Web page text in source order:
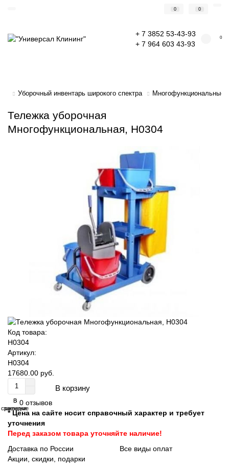
0 0
+ 7 3852 53-43-93
+ 7 964 603 43-93
0
Уборочный инвентарь широкого спектра Многофункциональные
Тележка уборочная
Многофункциональная, Н0304
Код товара:
Н0304
Артикул:
Н0304
17680.00 руб.
В корзину
В
закладки
В
сравнение
0 отзывов
* Цена на сайте носит справочный характер и требует
уточнения
Перед заказом товара уточняйте наличие!
Доставка по России
Все виды оплат
Акции, скидки, подарки